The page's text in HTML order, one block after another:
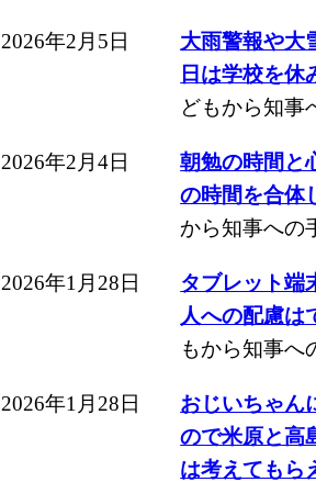
2026年2月5日
大雨警報や大
日は学校を休
どもから知事
2026年2月4日
朝勉の時間と
の時間を合体
から知事への
2026年1月28日
タブレット端
人への配慮は
もから知事へ
2026年1月28日
おじいちゃん
ので米原と高
は考えてもら